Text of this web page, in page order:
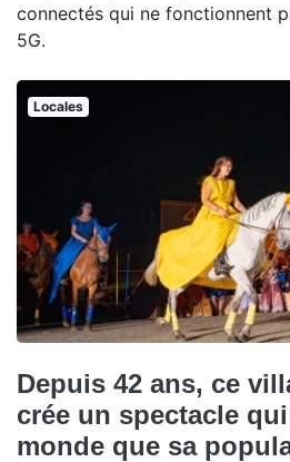
connectés qui ne fonctionnent
5G.
Locales
Depuis 42 ans, ce
crée un spectacle
monde que sa